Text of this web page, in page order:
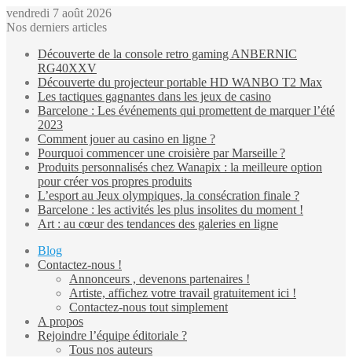
vendredi 7 août 2026
Nos derniers articles
Découverte de la console retro gaming ANBERNIC
RG40XXV
Découverte du projecteur portable HD WANBO T2 Max
Les tactiques gagnantes dans les jeux de casino
Barcelone : Les événements qui promettent de marquer l’été
2023
Comment jouer au casino en ligne ?
Pourquoi commencer une croisière par Marseille ?
Produits personnalisés chez Wanapix : la meilleure option
pour créer vos propres produits
L’esport au Jeux olympiques, la consécration finale ?
Barcelone : les activités les plus insolites du moment !
Art : au cœur des tendances des galeries en ligne
Blog
Contactez-nous !
Annonceurs , devenons partenaires !
Artiste, affichez votre travail gratuitement ici !
Contactez-nous tout simplement
A propos
Rejoindre l’équipe éditoriale ?
Tous nos auteurs